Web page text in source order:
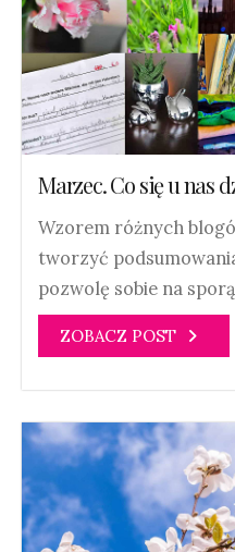
Marzec. Co się u nas
Wzorem różnych
tworzyć
pozwolę sobie na
ZOBACZ POST